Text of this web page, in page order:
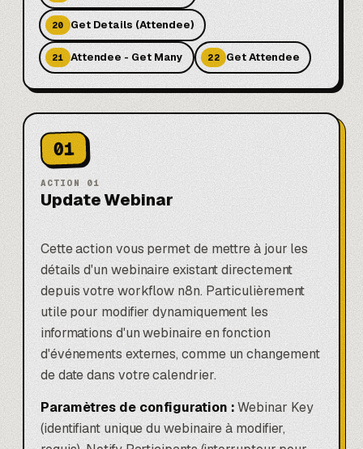
20 Get Details (Attendee)
21 Attendee - Get Many 22 Get Attendee
01
ACTION 01
Update Webinar
Cette action vous permet de mettre à jour les
détails d'un webinaire existant directement
depuis votre workflow n8n. Particulièrement
utile pour modifier dynamiquement les
informations d'un webinaire en fonction
d'événements externes, comme un changement
de date dans votre calendrier.
Paramètres de configuration :Webinar Key
(identifiant unique du webinaire à modifier,